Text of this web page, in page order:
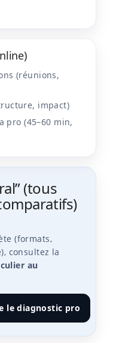
(réunions,
impact)
pro (45–60 min,
(tous
(formats,
consultez la
au
le diagnostic pro